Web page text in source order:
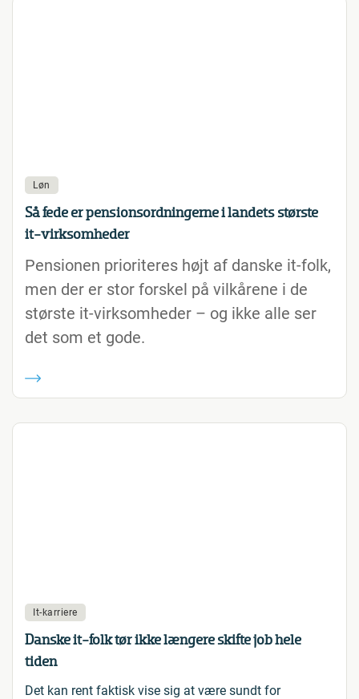
Løn
Så fede er pensionsordningerne i landets største
it-virksomheder
Pensionen prioriteres højt af danske it-folk,
men der er stor forskel på vilkårene i de
største it-virksomheder – og ikke alle ser
det som et gode.
It-karriere
Danske it-folk tør ikke længere skifte job hele
tiden
Det kan rent faktisk vise sig at være sundt for